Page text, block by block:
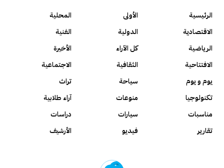
الرئيسية الأولى
المحلية
الاقتصادية
الدولية
الفنية
الرياضية
كل الآراء
الأخيرة
الافتتاحية
الثقافية
الاجتماعية
يوم و يوم
سياحة
تراث
تكنولوجيا
منوعات
آراء طلابية
مناسبات
سيارات
دراسات
تقارير
فيديو الأرشيف